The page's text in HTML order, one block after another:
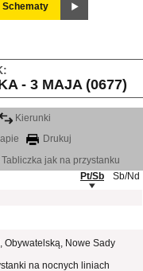
Schematy
- 3 MAJA (0677)
Kierunki
Drukuj
Tabliczka jak na przystanku
Pt/Sb
Sb/Nd
Obywatelską, Nowe Sady
na nocnych liniach